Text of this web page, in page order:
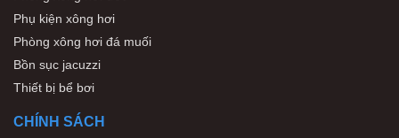
Phụ kiện xông hơi
Phòng xông hơi đá muối
Bồn sục jacuzzi
Thiết bị bể bơi
CHÍNH SÁCH